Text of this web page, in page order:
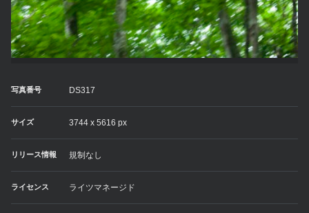
写真番号 DS317
サイズ 3744 x 5616 px
リリース情報 規制なし
ライセンス ライツマネージド